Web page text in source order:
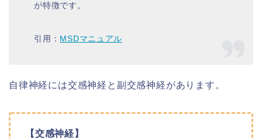
が特徴です。
引用： MSDマニュアル
自律神経には交感神経と副交感神経があります。
【交感神経】